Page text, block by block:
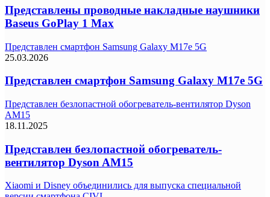
Представлены проводные накладные наушники
Baseus GoPlay 1 Max
Представлен смартфон Samsung Galaxy M17e 5G
25.03.2026
Представлен смартфон Samsung Galaxy M17e 5G
Представлен безлопастной обогреватель-вентилятор Dyson
AM15
18.11.2025
Представлен безлопастной обогреватель-
вентилятор Dyson AM15
Xiaomi и Disney объединились для выпуска специальной